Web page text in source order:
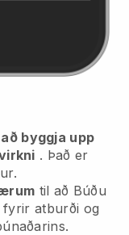
byggja upp
. Það er
til að Búðu
atburði og